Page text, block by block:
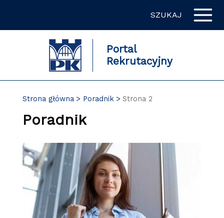
SZUKAJ
Portal
Rekrutacyjny
Strona główna Poradnik Strona 2
Poradnik